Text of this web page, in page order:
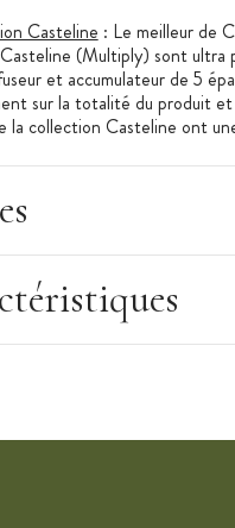
Casteline : Le meilleur de
(Multiply) sont
et accumulateur de 5
sur la totalité du produit
la collection Casteline ont
Casteline se met en scène
:
poignée amovible, Cristel
ses produits vers